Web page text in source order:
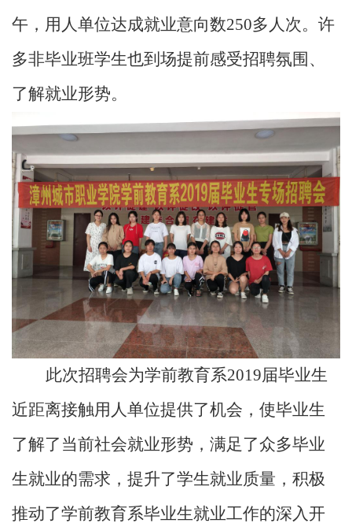
午，用人单位达成就业意向数250多人次。许
多非毕业班学生也到场提前感受招聘氛围、
了解就业形势。
此次招聘会为学前教育系2019届毕业生
近距离接触用人单位提供了机会，使毕业生
了解了当前社会就业形势，满足了众多毕业
生就业的需求，提升了学生就业质量，积极
推动了学前教育系毕业生就业工作的深入开